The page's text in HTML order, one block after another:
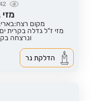
מקום רצח:בארי,
מזי ז"ל גדלה בקרית
ונרצחה
הדלקת נר